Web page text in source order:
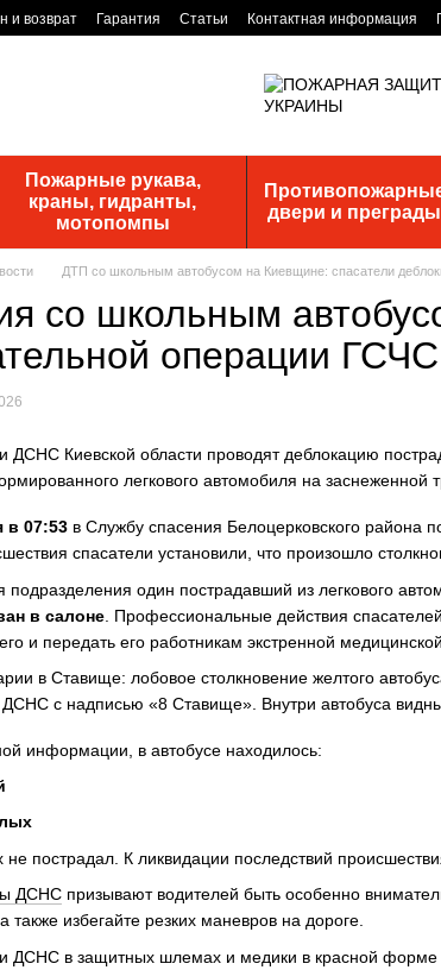
и возврат Гарантия Статьи Контактная информация
Пожарные рукава,
краны, гидранты,
мотопомпы
двери и преграды
ДТП со школьным автобусом на Киевщине: спасатели
со школьным
операции ГСЧС
в 07:53 в Службу спасения Белоцерковского района
спасатели установили, что произошло
подразделения один пострадавший из легкового
в салоне . Профессиональные действия
и передать его работникам экстренной
информации, в автобусе находилось:
не пострадал. К ликвидации последствий
ДСНС призывают водителей быть особенно
также избегайте резких маневров на дороге.